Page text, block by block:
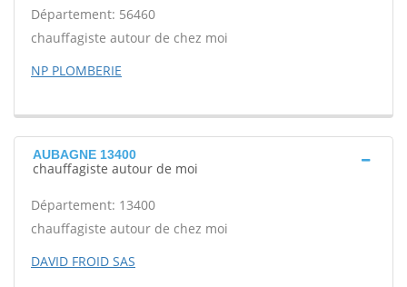
Département: 56460
chauffagiste autour de chez moi
NP PLOMBERIE
AUBAGNE 13400
chauffagiste autour de moi
Département: 13400
chauffagiste autour de chez moi
DAVID FROID SAS